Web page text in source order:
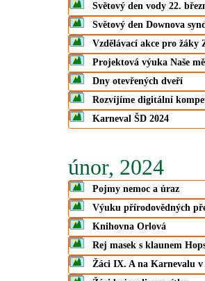
Světový den vody 22.
Světový den Downova
Vzdělávací akce pro žáky
Projektová výuka Naše
Dny otevřených dveří
Rozvíjíme digitální
Karneval ŠD 2024
únor, 2024
Pojmy nemoc a úraz
Výuku přírodovědných
Knihovna Orlová
Rej masek s klaunem
Žáci IX. A na Karnevalu